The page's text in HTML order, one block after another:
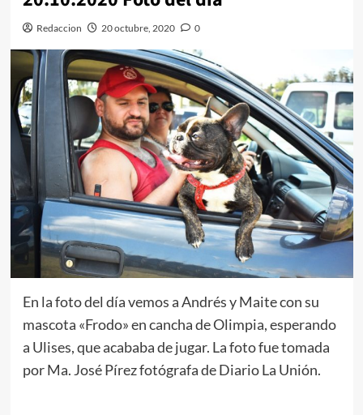
Redaccion 20 octubre, 2020 0
En la foto del día vemos a Andrés y Maite con su
mascota «Frodo» en cancha de Olimpia, esperando
a Ulises, que acababa de jugar. La foto fue tomada
por Ma. José Pírez fotógrafa de Diario La Unión.